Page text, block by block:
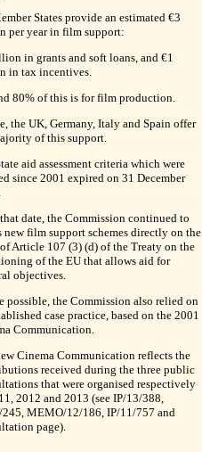
States provide an estimated €3
per year in film support:
in grants and soft loans, and €1
in tax incentives.
80% of this is for film production.
the UK, Germany, Italy and Spain offer
of this support.
aid assessment criteria which were
since 2001 expired on 31 December
date, the Commission continued to
new film support schemes directly on the
Article 107 (3) (d) of the Treaty on the
of the EU that allows aid for
objectives.
possible, the Commission also relied on
case practice, based on the 2001
Communication.
Cinema Communication reflects the
received during the three public
that were organised respectively
2012 and 2013 (see IP/13/388,
245, MEMO/12/186, IP/11/757 and
page).